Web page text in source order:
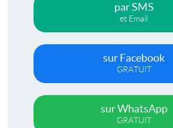
par SMS
et Email
sur Facebook
GRATUIT
sur WhatsApp
GRATUIT